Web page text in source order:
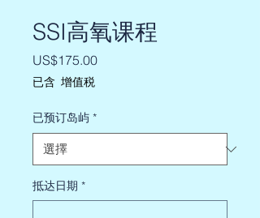
SSI高氧课程
US$175.00價
已含 增值税
已预订岛屿 *
抵达日期 *